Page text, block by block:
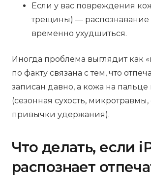
Если у вас повреждения
трещины) — распознавание
временно ухудшиться.
Иногда проблема выглядит как
по факту связана с тем, что
записан давно, а кожа на
(сезонная сухость,
привычки удержания).
Что делать, если
распознает